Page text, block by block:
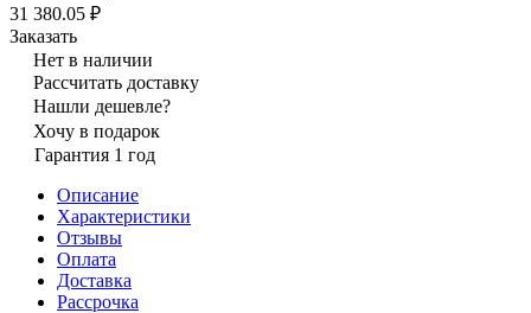
31 380.05 ₽
Заказать
Нет в наличии
Рассчитать доставку
Нашли дешевле?
Хочу в подарок
Гарантия 1 год
Описание
Характеристики
Отзывы
Оплата
Доставка
Рассрочка